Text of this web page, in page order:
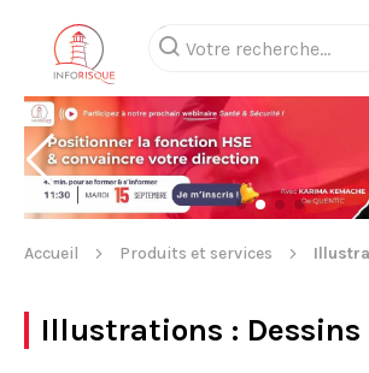
Accueil Produits et services
Illustrations :